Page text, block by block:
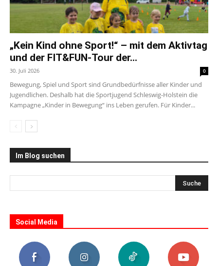
„Kein Kind ohne Sport!“ – mit dem Aktivtag
und der FIT&FUN-Tour der...
30. Juli 2026 0
Bewegung, Spiel und Sport sind Grundbedürfnisse aller Kinder und
Jugendlichen. Deshalb hat die Sportjugend Schleswig-Holstein die
Kampagne „Kinder in Bewegung“ ins Leben gerufen. Für Kinder...
Im Blog suchen
Social Media